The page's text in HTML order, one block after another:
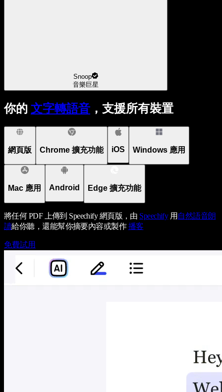
Snoop
音樂巨星
你的 文字轉語音 ，支援所有裝置
網頁版 Chrome 擴充功能 iOS Windows 應用
Mac 應用 Android Edge 擴充功能
將任何 PDF 上傳到 Speechify 網頁版，由 Speechify用 自然語音朗
讀給你聽，還能幫你摘要內容或製作播客
免費試用